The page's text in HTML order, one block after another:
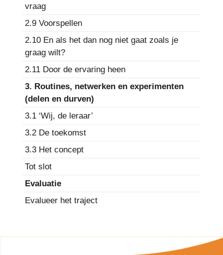
vraag
2.9 Voorspellen
2.10 En als het dan nog niet gaat zoals je
graag wilt?
2.11 Door de ervaring heen
3. Routines, netwerken en experimenten
(delen en durven)
3.1 ‘Wij, de leraar’
3.2 De toekomst
3.3 Het concept
Tot slot
Evaluatie
Evalueer het traject